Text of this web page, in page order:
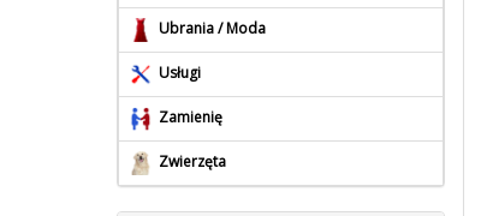
Ubrania / Moda
Usługi
Zamienię
Zwierzęta